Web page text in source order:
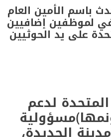
باسم الأمين العام
لموظفين إضافيين
على يد الحوثيين
لدعم